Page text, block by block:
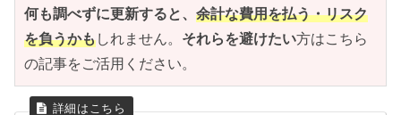
何も調べずに更新すると、 余計な費用を払う・リスク
を負うかもしれません。 それらを避けたい方はこちら
の記事をご活用ください。